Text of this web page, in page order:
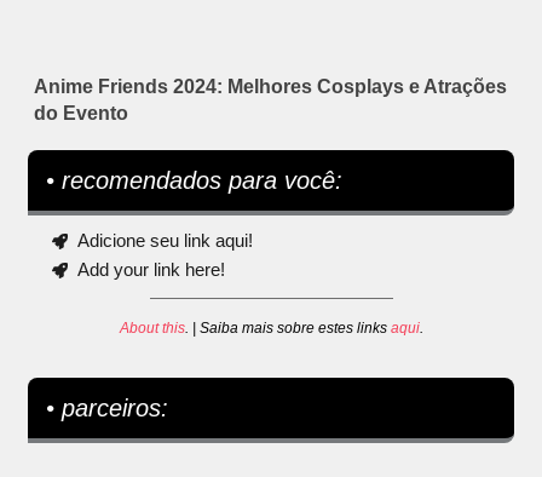
Anime Friends 2024: Melhores Cosplays e Atrações
do Evento
• recomendados para você:
Adicione seu link aqui!
Add your link here!
About this. | Saiba mais sobre estes links aqui.
• parceiros: